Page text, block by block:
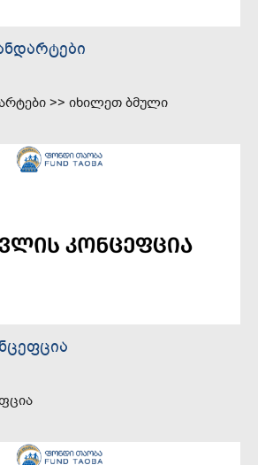
>> იხილეთ ბმული